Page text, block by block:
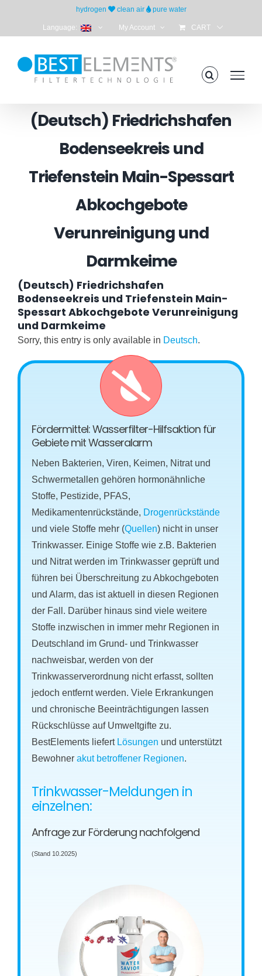
hydrogen clean air pure water
Language: My Account CART
(Deutsch) Friedrichshafen
Bodenseekreis und
Triefenstein Main-Spessart
Abkochgebote
Verunreinigung und
Darmkeime
(Deutsch) Friedrichshafen
Bodenseekreis und Triefenstein Main-
Spessart Abkochgebote Verunreinigung
und Darmkeime
Sorry, this entry is only available in Deutsch.
Fördermittel: Wasserfilter-Hilfsaktion für
Gebiete mit Wasseralarm
Neben Bakterien, Viren, Keimen, Nitrat und
Schwermetallen gehören hormonähnliche
Stoffe, Pestizide, PFAS,
Medikamentenrückstände, Drogenrückstände
und viele Stoffe mehr (Quellen) nicht in unser
Trinkwasser. Einige Stoffe wie z.B. Bakterien
und Nitrat werden im Trinkwasser geprüft und
führen bei Überschreitung zu Abkochgeboten
und Alarm, das ist aktuell in diesen Regionen
der Fall. Darüber hinaus sind viele weitere
Stoffe inzwischen in immer mehr Regionen in
Deutschland im Grund- und Trinkwasser
nachweisbar, werden von der
Trinkwasserverordnung nicht erfasst, sollten
jedoch entfernt werden. Viele Erkrankungen
und chronische Beeinträchtigungen lassen
Rückschlüsse auf Umweltgifte zu.
BestElements liefert Lösungen und unterstützt
Bewohnerakut betroffener Regionen.
Trinkwasser-Meldungen in
einzelnen:
Anfrage zur Förderung nachfolgend
(Stand 10.2025)